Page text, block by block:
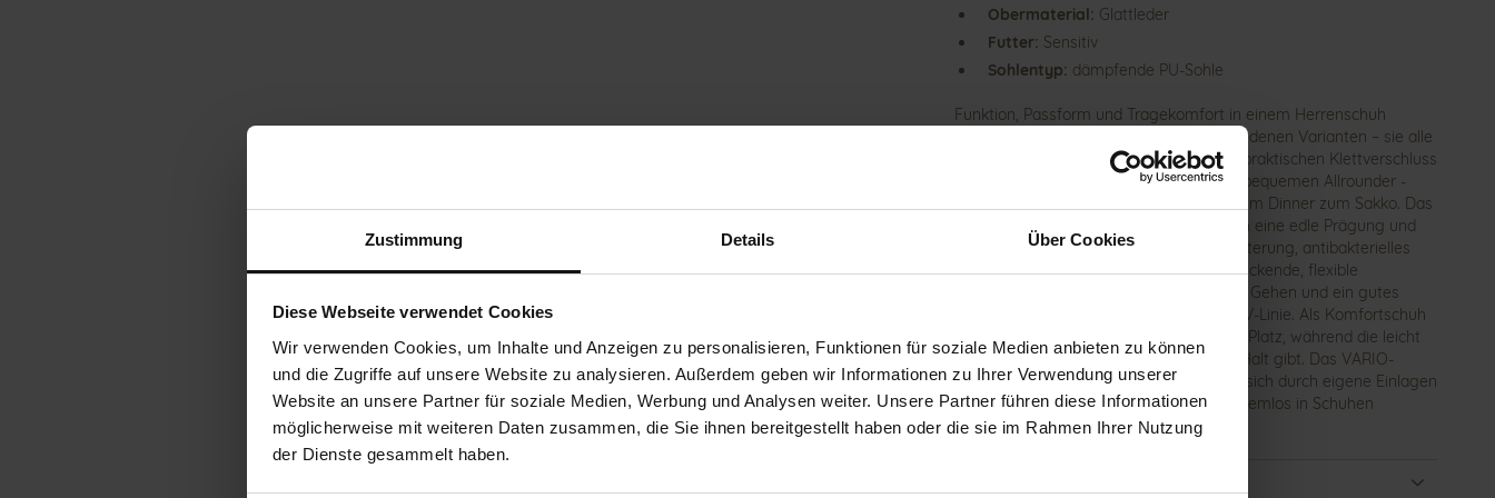
Zustimmung Details Über Cookies
Diese Webseite verwendet Cookies
Wir verwenden Cookies, um Inhalte und Anzeigen zu personalisieren, Funktionen für soziale Medien anbieten zu können
und die Zugriffe auf unsere Website zu analysieren. Außerdem geben wir Informationen zu Ihrer Verwendung unserer
Website an unsere Partner für soziale Medien, Werbung und Analysen weiter. Unsere Partner führen diese Informationen
möglicherweise mit weiteren Daten zusammen, die Sie ihnen bereitgestellt haben oder die sie im Rahmen Ihrer Nutzung
der Dienste gesammelt haben.
Obermaterial: Glattleder
Futter: Sensitiv
Sohlentyp: dämpfende PU-Sohle
Funktion, Passform und Tragekomfort in einem Herrenschuh
vereint. Unseren KURT gibt es in verschiedenen Varianten – sie alle
sind echte GANTER Klassiker. Mit einem praktischen Klettverschluss
gefertigt, entscheiden Sie sich für einen bequemen Allrounder -
tagsüber zu Jeans und Chino, abends beim Dinner zum Sakko. Das
schwarze Nappaleder zeichnet sich durch eine edle Prägung und
traumhafte Weichheit aus. Die softe Polsterung, antibakterielles
Futter mit Silberveredelung und nicht-drückende, flexible
Nahtverbindungen sorgen für bequemes Gehen und ein gutes
Fußklima in dem Kletter unserer SENSITIV-Linie. Als Komfortschuh
in der Weite K findet der Fuß problemlos Platz, während die leicht
hochgezogene Ferse den notwendigen Halt gibt. Das VARIO-
Fußbett mit Lunair-Med Polsterung lässt sich durch eigene Einlagen
austauschen. Den ganzen Tag über problemlos in Schuhen
unterwegs – KURT macht's möglich!